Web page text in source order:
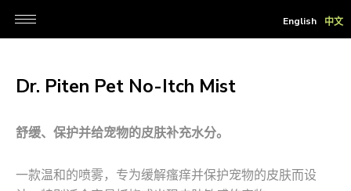
English 中文
Dr. Piten Pet No-Itch Mist
舒缓、保护并给宠物的皮肤补充水分。
一款温和的喷雾，专为缓解瘙痒并保护宠物的皮肤而设